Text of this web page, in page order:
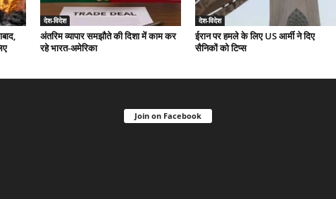
देश-विदेश
अंतरिम व्यापार समझौते की दिशा में काम कर
रहे भारत-अमेरिका
देश-विदेश
ईरान पर हमले के लिए US आर्मी ने दिए
सैनिकों को टिप्स
Join on Facebook